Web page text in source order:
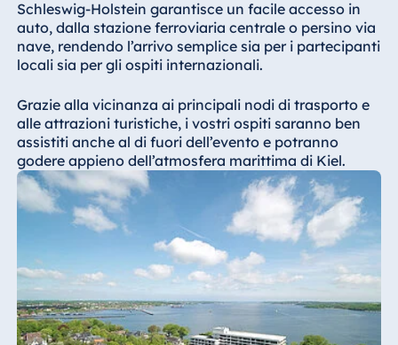
Schleswig-Holstein garantisce un facile accesso in
auto, dalla stazione ferroviaria centrale o persino via
nave, rendendo l’arrivo semplice sia per i partecipanti
locali sia per gli ospiti internazionali.
Grazie alla vicinanza ai principali nodi di trasporto e
alle attrazioni turistiche, i vostri ospiti saranno ben
assistiti anche al di fuori dell’evento e potranno
godere appieno dell’atmosfera marittima di Kiel.